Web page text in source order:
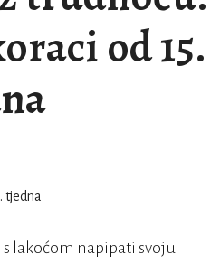
od 15.
lakoćom napipati svoju